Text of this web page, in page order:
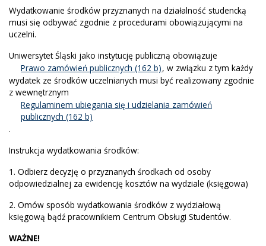
Wydatkowanie środków przyznanych na działalność studencką
musi się odbywać zgodnie z procedurami obowiązującymi na
uczelni.
Uniwersytet Śląski jako instytucję publiczną obowiązuje
Prawo zamówień publicznych
, w związku z tym każdy
wydatek ze środków uczelnianych musi być realizowany zgodnie
z wewnętrznym
Regulaminem ubiegania się i udzielania zamówień
publicznych
.
Instrukcja wydatkowania środków:
1. Odbierz decyzję o przyznanych środkach od osoby
odpowiedzialnej za ewidencję kosztów na wydziale (księgowa)
2. Omów sposób wydatkowania środków z wydziałową
księgową bądź pracownikiem Centrum Obsługi Studentów.
WAŻNE!